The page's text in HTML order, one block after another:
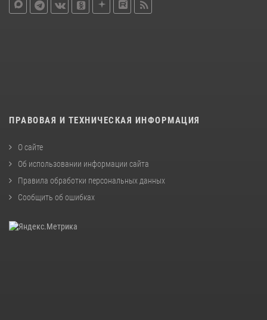
ПРАВОВАЯ И ТЕХНИЧЕСКАЯ ИНФОРМАЦИЯ
О сайте
Об использовании информации сайта
Правила обработки персональных данных
Сообщить об ошибках